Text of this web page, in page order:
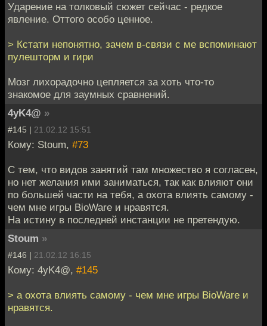
Ударение на толковый сюжет сейчас - редкое
явление. Оттого особо ценное.
> Кстати непонятно, зачем в-связи с ме вспоминают
пулешторм и гири
Мозг лихорадочно цепляется за хоть что-то
знакомое для заумных сравнений.
4yK4@ »
#145 | 21.02.12 15:51
Кому: Stoum, #73
С тем, что видов занятий там множество я согласен,
но нет желания ими заниматься, так как влияют они
по большей части на тебя, а охота влиять самому -
чем мне игры BioWare и нравятся.
На истину в последней инстанции не претендую.
Stoum »
#146 | 21.02.12 16:15
Кому: 4yK4@, #145
> а охота влиять самому - чем мне игры BioWare и
нравятся.